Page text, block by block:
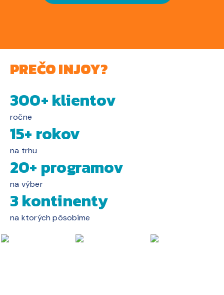
PREČO INJOY?
300+ klientov
ročne
15+ rokov
na trhu
20+ programov
na výber
3 kontinenty
na ktorých pôsobíme